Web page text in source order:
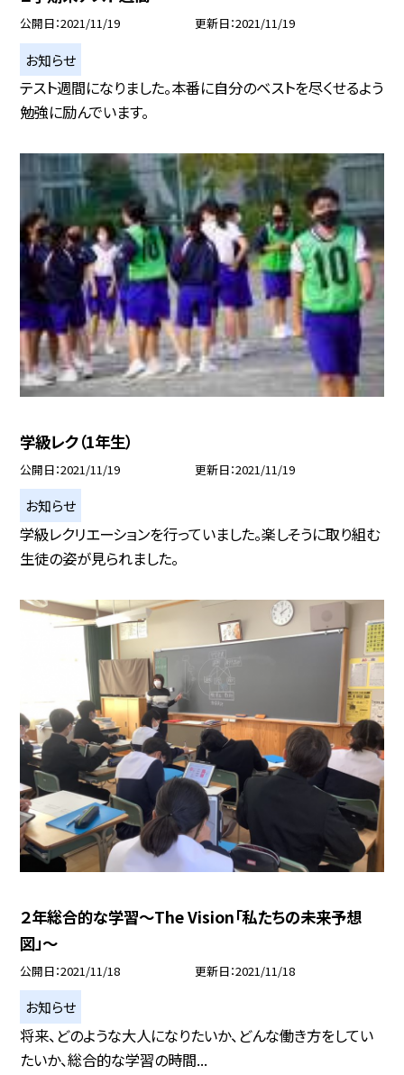
公開日 2021/11/19 更新日 2021/11/19
お知らせ
テスト週間になりました。本番に自分のベストを尽くせるよう
勉強に励んでいます。
学級レク（1年生）
公開日 2021/11/19 更新日 2021/11/19
お知らせ
学級レクリエーションを行っていました。楽しそうに取り組む
生徒の姿が見られました。
２年総合的な学習〜The Vision「私たちの未来予想
図」〜
公開日 2021/11/18 更新日 2021/11/18
お知らせ
将来、どのような大人になりたいか、どんな働き方をしてい
たいか、総合的な学習の時間...